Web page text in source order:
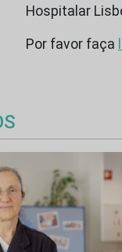
Hospitalar
Por favor faça